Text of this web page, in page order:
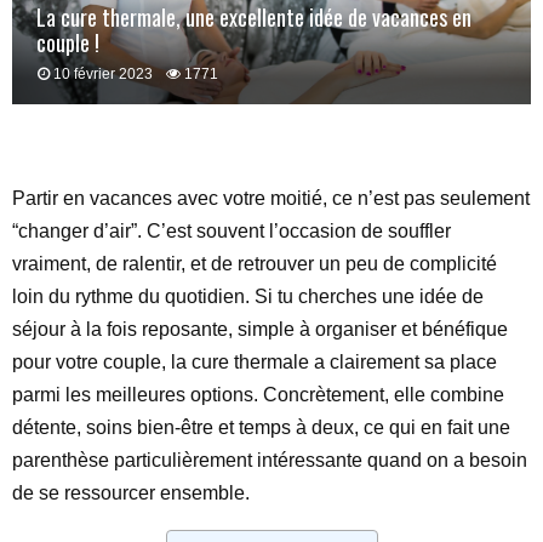
La cure thermale, une excellente idée de vacances en
couple !
10 février 2023 1771
Partir en vacances avec votre moitié, ce n’est pas seulement
“changer d’air”. C’est souvent l’occasion de souffler
vraiment, de ralentir, et de retrouver un peu de complicité
loin du rythme du quotidien. Si tu cherches une idée de
séjour à la fois reposante, simple à organiser et bénéfique
pour votre couple, la cure thermale a clairement sa place
parmi les meilleures options. Concrètement, elle combine
détente, soins bien-être et temps à deux, ce qui en fait une
parenthèse particulièrement intéressante quand on a besoin
de se ressourcer ensemble.